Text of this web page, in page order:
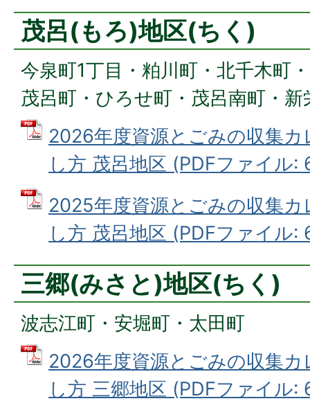
茂呂(もろ)地区(ちく)
今泉町1丁目・粕川町・北千木町
茂呂町・ひろせ町・茂呂南町・新
2026年度資源とごみの収集
し方 茂呂地区 (PDFファイル:
2025年度資源とごみの収集
し方 茂呂地区 (PDFファイル:
三郷(みさと)地区(ちく)
波志江町・安堀町・太田町
2026年度資源とごみの収集
し方 三郷地区 (PDFファイル: